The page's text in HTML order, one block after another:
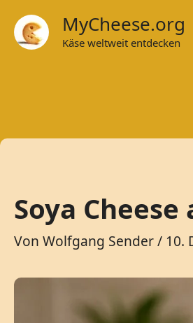
Zum
Inhalt
springen
MyCheese.org
Käse weltweit entdecken
Soya
Von Wolfgang Sender/ 10.